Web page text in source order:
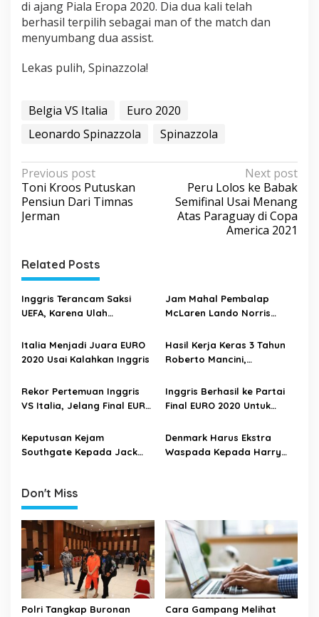
di ajang Piala Eropa 2020. Dia dua kali telah
berhasil terpilih sebagai man of the match dan
menyumbang dua assist.
Lekas pulih, Spinazzola!
Belgia VS Italia
Euro 2020
Leonardo Spinazzola
Spinazzola
P
o
s
n
a
v
i
a
i
o
n
Previous post
Toni Kroos Putuskan
Pensiun Dari Timnas
Jerman
Next post
Peru Lolos ke Babak
Semifinal Usai Menang
Atas Paraguay di Copa
America 2021
Related Posts
Inggris Terancam Saksi
UEFA, Karena Ulah
EURO 2020
Jam Mahal Pembalap
McLaren Lando Norris
Final EURO 2020
Italia Menjadi Juara EURO
2020 Usai Kalahkan Inggris
Hasil Kerja Keras 3 Tahun
Roberto Mancini,
Rekor Pertemuan Inggris
VS Italia, Jelang Final EURO
Inggris Berhasil ke Partai
Final EURO 2020 Untuk
Keputusan Kejam
Southgate Kepada Jack
Denmark Harus Ekstra
Waspada Kepada Harry
Don't Miss
Polri Tangkap Buronan
Cara Gampang Melihat